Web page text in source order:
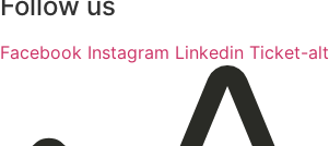
Facebook Instagram Linkedin Ticket-alt